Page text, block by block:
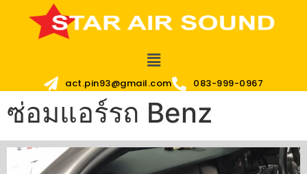
act.pin93@gmail.com 083-999-0967
ซ่อมแอร์รถ Benz